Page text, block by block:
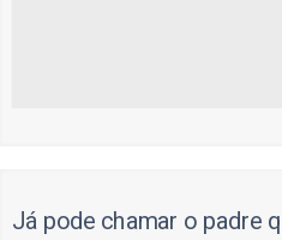
Já pode chamar o padre